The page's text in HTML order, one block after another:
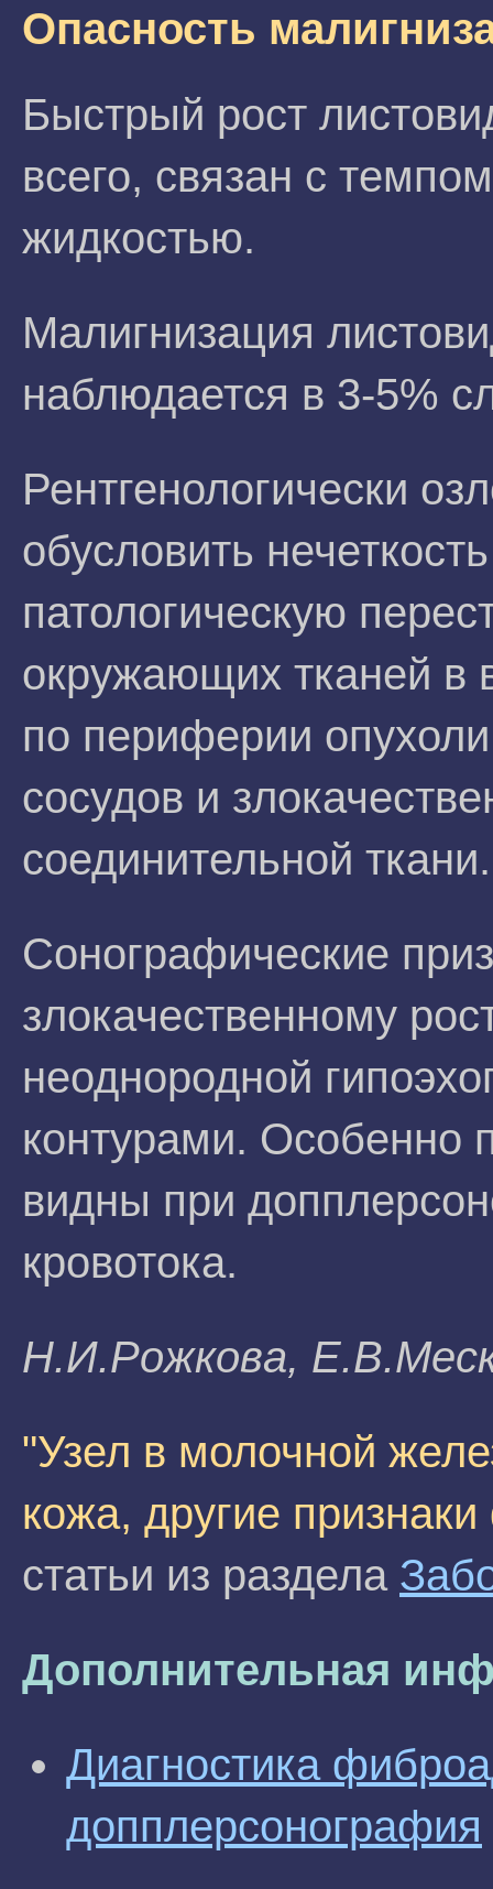
Опасность
Быстрый рост
всего, связан с
жидкостью.
Малигнизация
наблюдается в 3-5%
Рентгенологически
обусловить
патологическую
окружающих тканей в
по периферии
сосудов и
соединительной ткани.
Сонографические
злокачественному
неоднородной
контурами. Особенно
видны при
кровотока.
H.И.Poжкoвa,
"Узел в молочной
кожа, другие
статьи из раздела
Дополнительная
Диагностика
допплерсонография